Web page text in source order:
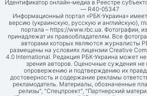
Идентификатор онлайн-медиа в Реестре
— R40-05347
Информационный портал «РБК-Украина»
версию (украинскую, русскую и английскую),
портала – https://www.rbc.ua. Фотографии,
принадлежат их правообладателям. Все
авторами которых являются журналисты
размещены на условиях лицензии Creative
4.0 International. Редакция РБК-Украина может не
зрения авторов. Оценочные суждения не
опровержению и подтверждению их
достоверность и содержание рекламы
рекламодатель. Материалы, обозначенные
релизы", "Спецпроект", "Партнерский